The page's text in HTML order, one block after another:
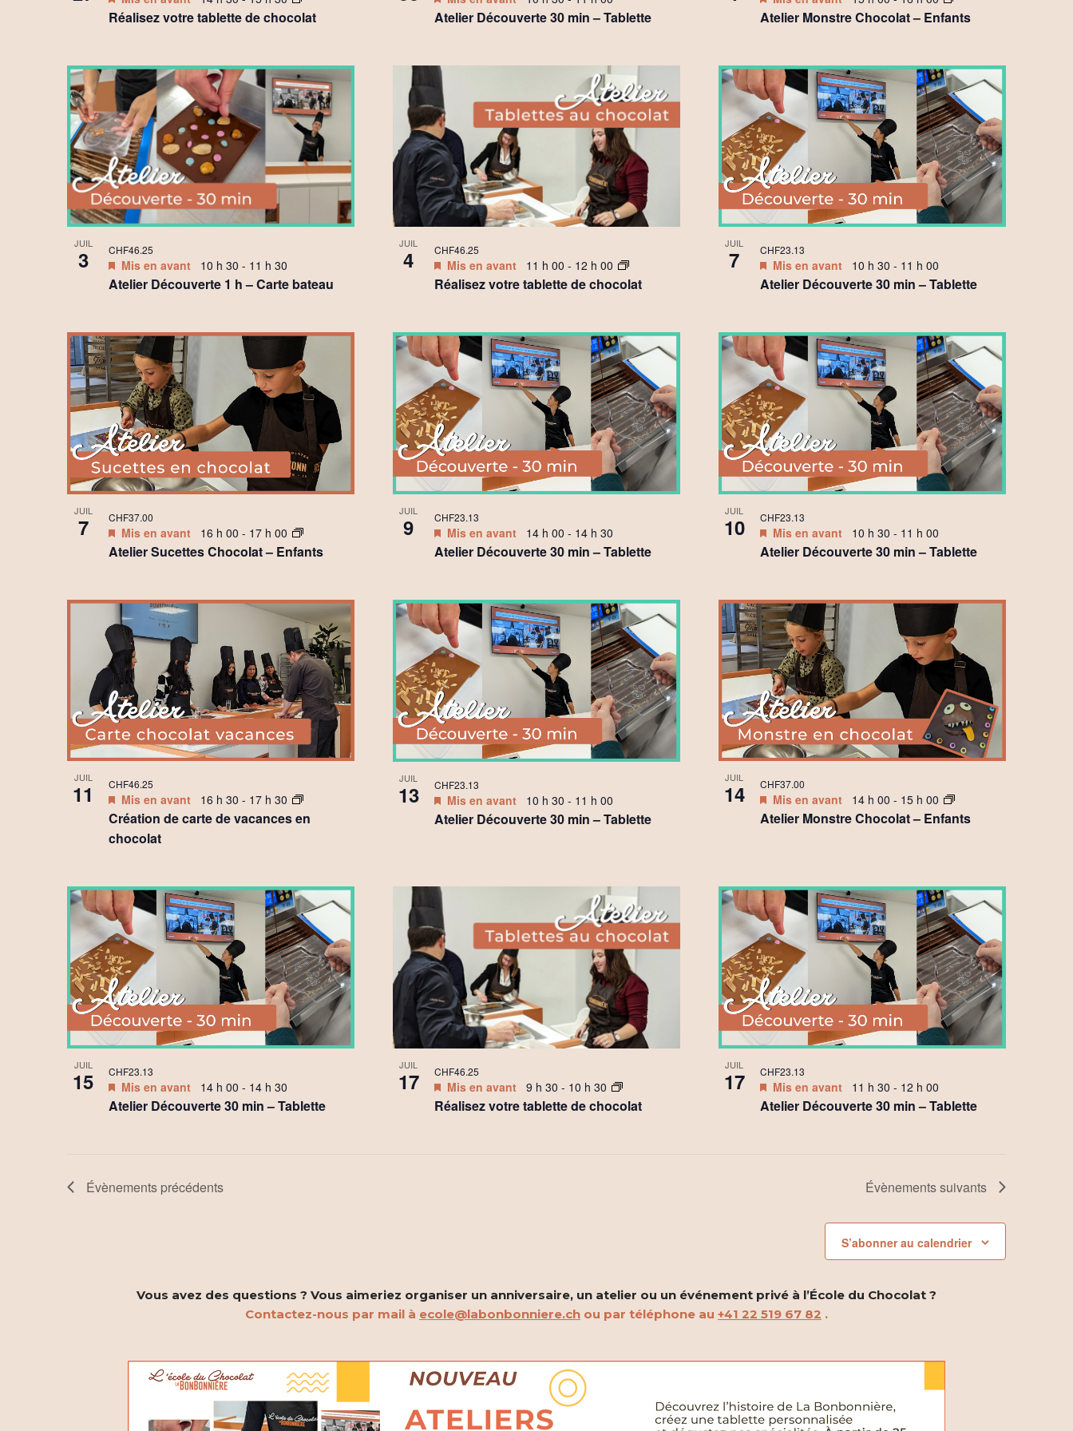
Réalisez votre tablette de chocolat Atelier Découverte 30 min – Tablette Atelier Monstre Chocolat – Enfants
JUIL
3
Atelier Découverte 1 h – Carte bateau
Mis en avant 10 h 30 - 11 h 30
CHF46.25 JUIL
4
Réalisez votre tablette de chocolat
Mis en avant 11 h 00 - 12 h 00
CHF46.25 JUIL
7
Atelier Découverte 30 min – Tablette
Mis en avant 10 h 30 - 11 h 00
CHF23.13
JUIL
7
Atelier Sucettes Chocolat – Enfants
Mis en avant 16 h 00 - 17 h 00
CHF37.00 JUIL
9
Atelier Découverte 30 min – Tablette
Mis en avant 14 h 00 - 14 h 30
CHF23.13 JUIL
10
Atelier Découverte 30 min – Tablette
Mis en avant 10 h 30 - 11 h 00
CHF23.13
JUIL
11
Création de carte de vacances en
chocolat
Mis en avant 16 h 30 - 17 h 30
CHF46.25 JUIL
13
Atelier Découverte 30 min – Tablette
Mis en avant 10 h 30 - 11 h 00
CHF23.13
JUIL
14
Atelier Monstre Chocolat – Enfants
Mis en avant 14 h 00 - 15 h 00
CHF37.00
JUIL
15
Atelier Découverte 30 min – Tablette
Mis en avant 14 h 00 - 14 h 30
CHF23.13
JUIL
17
Réalisez votre tablette de chocolat
Mis en avant 9 h 30 - 10 h 30
CHF46.25 JUIL
17
Atelier Découverte 30 min – Tablette
Mis en avant 11 h 30 - 12 h 00
CHF23.13
Évènements précédents Évènementssuivants
S’abonner au calendrier
Vous avez des questions ? Vous aimeriez organiser un anniversaire, un atelier ou un événement privé à l’École du Chocolat ?
Contactez-nous par mail à ecole@labonbonniere.ch ou par téléphone au +41 22 519 67 82 .